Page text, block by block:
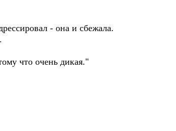
- она и сбежала.
что очень дикая."